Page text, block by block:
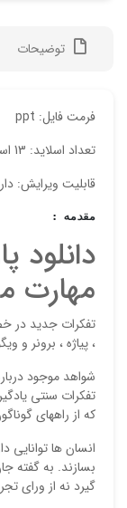
توضیحات
فرمت فایل: ppt
تعداد اسلاید: 13 اسلاید
قابلیت ویرایش:
مقدمه :
دانلود
مهارت
تفکرات جدید در
، پیاژه ، برونر
شواهد موجود
تفکرات سنتی
که از راههای
انسان ها توانایی
بسازند. به گفته
گیرد نه از ورای